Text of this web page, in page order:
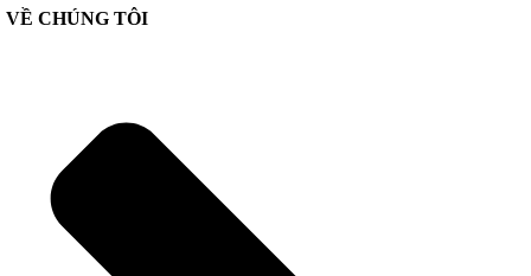
VỀ CHÚNG TÔI